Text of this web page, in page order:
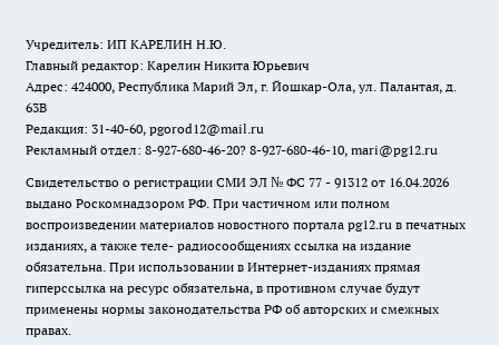
Учредитель: ИП КАРЕЛИН Н.Ю.
Главный редактор: Карелин Никита Юрьевич
Адрес: 424000, Республика Марий Эл, г. Йошкар-Ола, ул. Палантая, д.
63В
Редакция: 31-40-60, pgorod12@mail.ru
Рекламный отдел: 8-927-680-46-20? 8-927-680-46-10, mari@pg12.ru
Свидетельство о регистрации СМИ ЭЛ № ФС 77 - 91312 от 16.04.2026
выдано Роскомнадзором РФ. При частичном или полном
воспроизведении материалов новостного портала pg12.ru в печатных
изданиях, а также теле- радиосообщениях ссылка на издание
обязательна. При использовании в Интернет-изданиях прямая
гиперссылка на ресурс обязательна, в противном случае будут
применены нормы законодательства РФ об авторских и смежных
правах.